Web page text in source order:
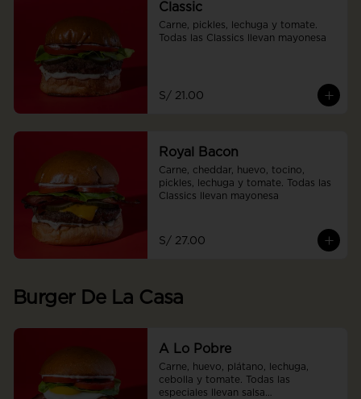
Classic
Carne, pickles, lechuga y tomate.
Todas las Classics llevan mayonesa
S/ 21.00
Royal Bacon
Carne, cheddar, huevo, tocino,
pickles, lechuga y tomate. Todas las
Classics llevan mayonesa
S/ 27.00
Burger De La Casa
A Lo Pobre
Carne, huevo, plátano, lechuga,
cebolla y tomate. Todas las
especiales llevan salsa